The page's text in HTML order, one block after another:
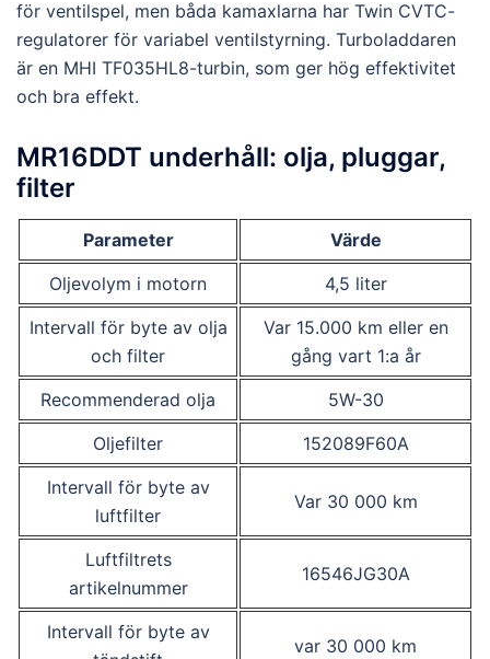
för ventilspel, men båda kamaxlarna har Twin CVTC-
regulatorer för variabel ventilstyrning. Turboladdaren
är en MHI TF035HL8-turbin, som ger hög effektivitet
och bra effekt.
MR16DDT underhåll: olja, pluggar,
filter
Parameter
Värde
Oljevolym i motorn
4,5 liter
Intervall för byte av olja
och filter
Var 15.000 km eller en
gång vart 1:a år
Recommenderad olja
5W-30
Oljefilter
152089F60A
Intervall för byte av
luftfilter
Var 30 000 km
Luftfiltrets
artikelnummer
16546JG30A
Intervall för byte av
var 30 000 km